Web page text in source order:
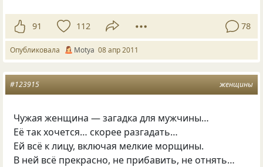
91 112 78
Опубликовала Motya 08 апр 2011
женщины
#123915
Чужая женщина — загадка для мужчины…
Её так хочется… скорее разгадать…
Ей всё к лицу, включая мелкие морщины.
В ней всё прекрасно, не прибавить, не отнять…